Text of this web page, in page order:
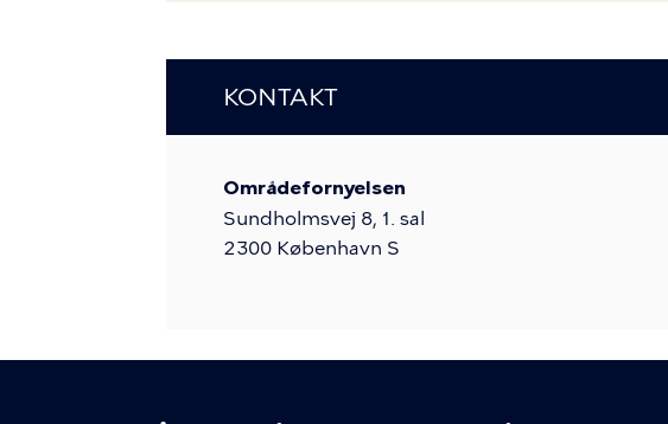
KONTAKT
Områdefornyelsen
Sundholmsvej 8, 1. sal
2300 København S